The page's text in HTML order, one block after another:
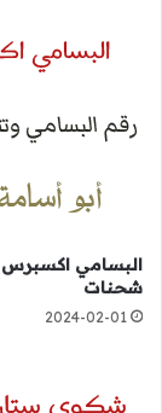
البسامي اكسبرس
شحنات
2024-02-01